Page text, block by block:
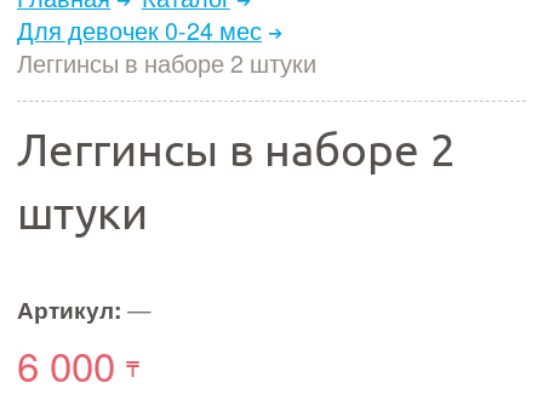
Для девочек 0-24 мес
Леггинсы в наборе 2 штуки
Леггинсы в наборе 2
штуки
Артикул: —
6 000